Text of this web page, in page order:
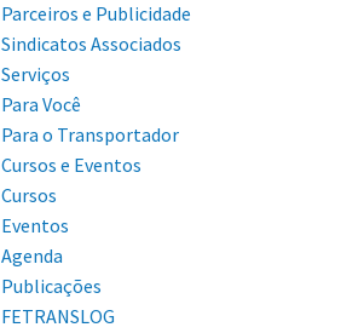
Parceiros e Publicidade
Sindicatos Associados
Serviços
Para Você
Para o Transportador
Cursos e Eventos
Cursos
Eventos
Agenda
Publicações
FETRANSLOG